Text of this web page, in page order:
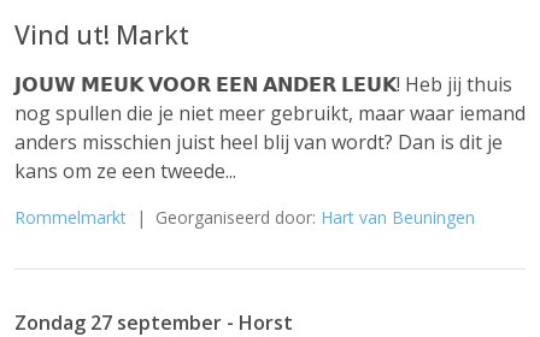
Vind ut! Markt
𝗝𝗢𝗨𝗪 𝗠𝗘𝗨𝗞 𝗩𝗢𝗢𝗥 𝗘𝗘𝗡 𝗔𝗡𝗗𝗘𝗥 𝗟𝗘𝗨𝗞! Heb jij thuis
nog spullen die je niet meer gebruikt, maar waar iemand
anders misschien juist heel blij van wordt? Dan is dit je
kans om ze een tweede...
Rommelmarkt | Georganiseerd door: Hart van Beuningen
Zondag 27 september - Horst